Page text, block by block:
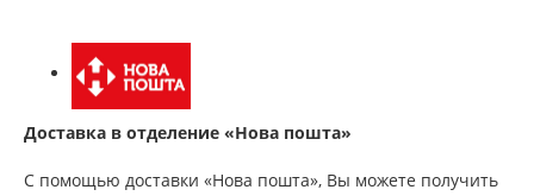
Доставка в отделение «Нова пошта»
С помощью доставки «Нова пошта», Вы можете получить